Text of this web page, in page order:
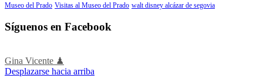
Museo del Prado Visitas al Museo del Prado walt disney alcázar de segovia
Síguenos en Facebook
Gina Vicente ♟
Desplazarse hacia arriba